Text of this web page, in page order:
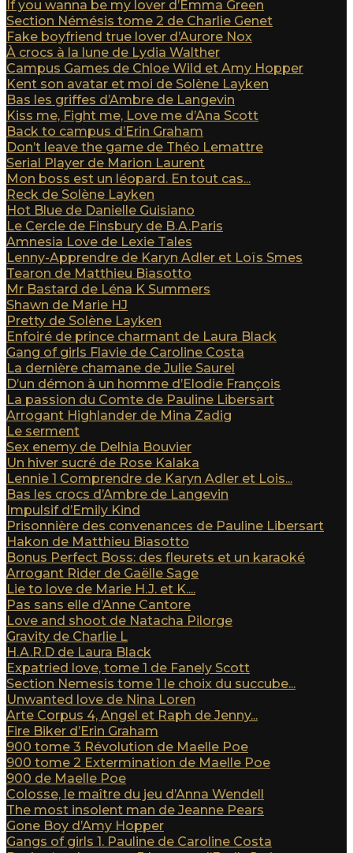
If you wanna be my lover d’Emma Green
Section Némésis tome 2 de Charlie Genet
Fake boyfriend true lover d’Aurore Nox
À crocs à la lune de Lydia Walther
Campus Games de Chloe Wild et Amy Hopper
Kent son avatar et moi de Solène Layken
Bas les griffes d’Ambre de Langevin
Kiss me, Fight me, Love me d’Ana Scott
Back to campus d’Erin Graham
Don’t leave the game de Théo Lemattre
Serial Player de Marion Laurent
Mon boss est un léopard. En tout cas...
Reck de Solène Layken
Hot Blue de Danielle Guisiano
Le Cercle de Finsbury de B.A.Paris
Amnesia Love de Lexie Tales
Lenny-Apprendre de Karyn Adler et Loïs Smes
Tearon de Matthieu Biasotto
Mr Bastard de Léna K Summers
Shawn de Marie HJ
Pretty de Solène Layken
Enfoiré de prince charmant de Laura Black
Gang of girls Flavie de Caroline Costa
La dernière chamane de Julie Saurel
D’un démon à un homme d’Elodie François
La passion du Comte de Pauline Libersart
Arrogant Highlander de Mina Zadig
Le serment
Sex enemy de Delhia Bouvier
Un hiver sucré de Rose Kalaka
Lennie 1 Comprendre de Karyn Adler et Lois...
Bas les crocs d’Ambre de Langevin
Impulsif d’Emily Kind
Prisonnière des convenances de Pauline Libersart
Hakon de Matthieu Biasotto
Bonus Perfect Boss: des fleurets et un karaoké
Arrogant Rider de Gaëlle Sage
Lie to love de Marie H.J. et K....
Pas sans elle d’Anne Cantore
Love and shoot de Natacha Pilorge
Gravity de Charlie L
H.A.R.D de Laura Black
Expatried love, tome 1 de Fanely Scott
Section Nemesis tome 1 le choix du succube...
Unwanted love de Nina Loren
Arte Corpus 4, Angel et Raph de Jenny...
Fire Biker d’Erin Graham
900 tome 3 Révolution de Maelle Poe
900 tome 2 Extermination de Maelle Poe
900 de Maelle Poe
Colosse, le maître du jeu d’Anna Wendell
The most insolent man de Jeanne Pears
Gone Boy d’Amy Hopper
Gangs of girls 1. Pauline de Caroline Costa